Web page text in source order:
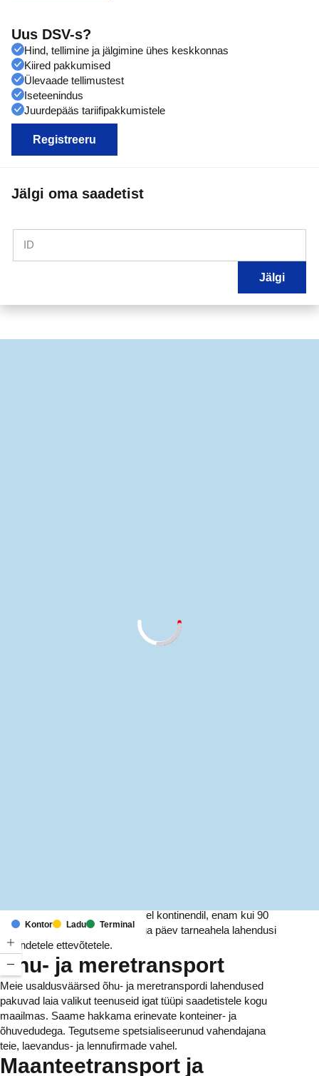
Uus DSV-s?
Hind, tellimine ja jälgimine ühes keskkonnas
Kiired pakkumised
Ülevaade tellimustest
Iseteenindus
Juurdepääs tariifipakkumistele
Registreeru
Jälgi oma saadetist
ID
Jälgi
Kontor Ladu Terminal
Meil on kontorid ja rajatised kuuel kontinendil, enam kui 90
riigis. Me pakume ja haldame iga päev tarneahela lahendusi
tuhandetele ettevõtetele.
Õhu- ja meretransport
Meie usaldusväärsed õhu- ja meretranspordi lahendused
pakuvad laia valikut teenuseid igat tüüpi saadetistele kogu
maailmas. Saame hakkama erinevate konteiner- ja
õhuvedudega. Tegutseme spetsialiseerunud vahendajana
teie, laevandus- ja lennufirmade vahel.
Maanteetransport ja